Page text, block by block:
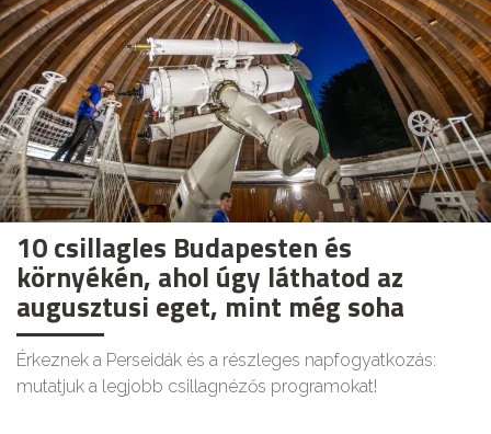
10 csillagles Budapesten és
környékén, ahol úgy láthatod az
augusztusi eget, mint még soha
Érkeznek a Perseidák és a részleges napfogyatkozás:
mutatjuk a legjobb csillagnézős programokat!